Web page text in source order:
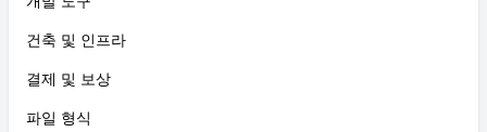
건축 및 인프라
결제 및 보상
파일 형식